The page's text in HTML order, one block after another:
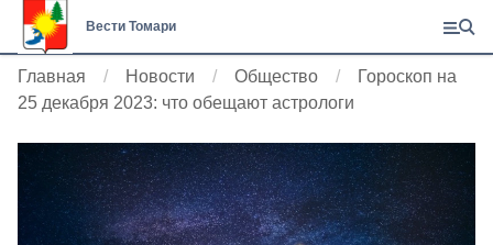
Вести Томари
Главная Новости Общество
Гороскоп на
25 декабря 2023: что обещают астрологи